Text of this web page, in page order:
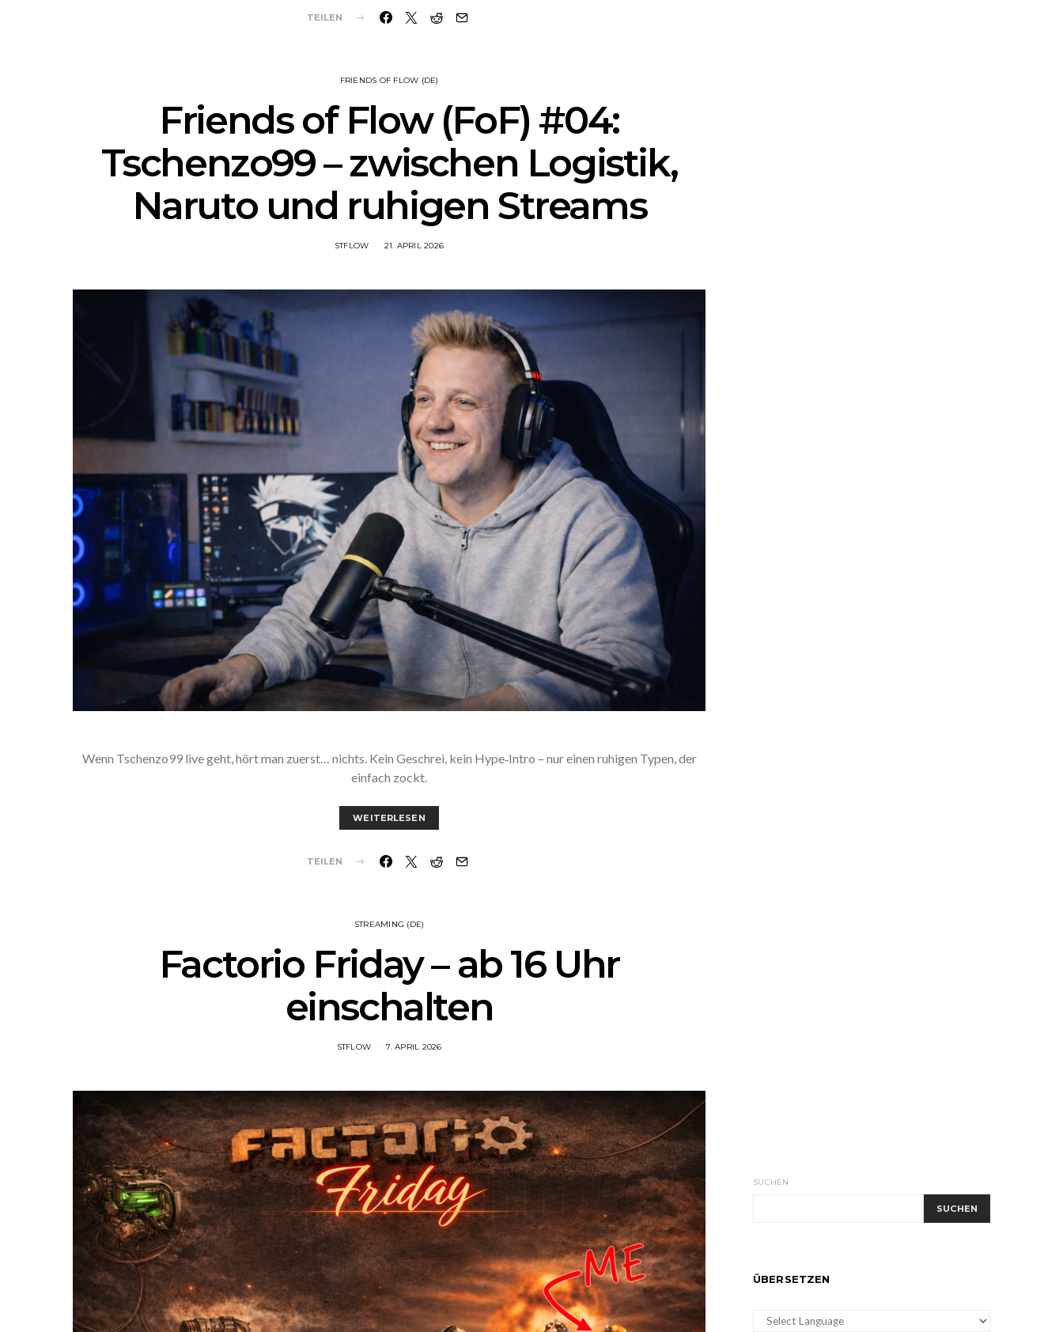
TEILEN
FRIENDS OF FLOW (DE)
Friends of Flow (FoF) #04:
Tschenzo99 – zwischen Logistik,
Naruto und ruhigen Streams
STFLOW 21. APRIL 2026
Wenn Tschenzo99 live geht, hört man zuerst… nichts. Kein Geschrei, kein Hype‑Intro – nur einen ruhigen Typen, der
einfach zockt.
WEITERLESEN
TEILEN
STREAMING (DE)
Factorio Friday – ab 16 Uhr
einschalten
STFLOW 7. APRIL 2026
SUCHEN
SUCHEN
ÜBERSETZEN